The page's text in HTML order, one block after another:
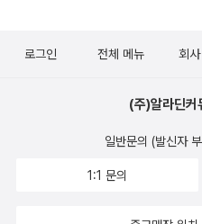
로그인 전체 메뉴 회
(주)알라딘커
일반문의 (발신자
1:1 문의